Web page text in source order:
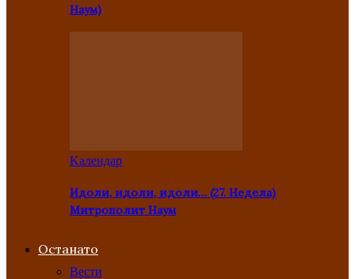
Наум)
Kалендар
Идоли, идоли, идоли… (27. Недела)
Митрополит Наум
Останато
Вести